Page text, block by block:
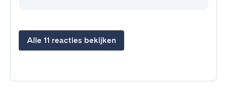
Alle 11 reacties bekijken